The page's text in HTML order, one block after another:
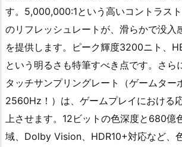
す。5,000,000:1という高いコントラス
のリフレッシュレートが、滑らかで没入
を提供します。ピーク輝度3200ニト、
という明るさも特筆すべき点です。さ
タッチサンプリングレート（ゲームター
2560Hz！）は、ゲームプレイにおける
上させます。12ビットの色深度と680億
域、Dolby Vision、HDR10+対応など、